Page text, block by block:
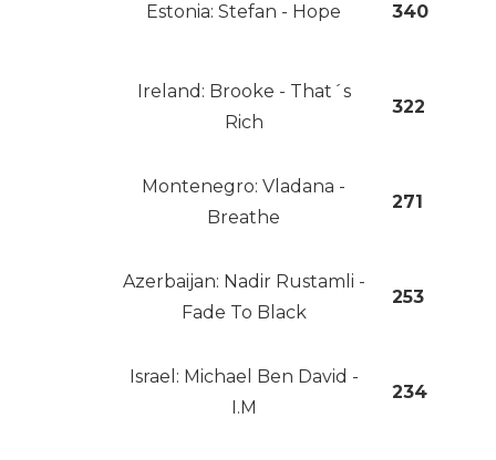
Estonia: Stefan - Hope 340
Ireland: Brooke - That´s
Rich
322
Montenegro: Vladana -
Breathe
271
Azerbaijan: Nadir Rustamli -
Fade To Black
253
Israel: Michael Ben David -
I.M
234